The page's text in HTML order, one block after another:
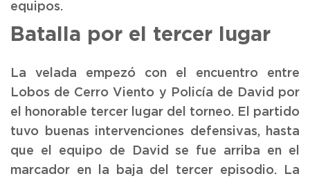
equipos.
Batalla por el tercer lugar
La velada empezó con el encuentro entre
Lobos de Cerro Viento y Policía de David por
el honorable tercer lugar del torneo. El partido
tuvo buenas intervenciones defensivas, hasta
que el equipo de David se fue arriba en el
marcador en la baja del tercer episodio. La